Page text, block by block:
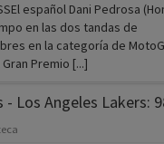
español Dani Pedrosa
en las dos tandas de
en la categoría de
Premio [...]
- Los Angeles Lakers: